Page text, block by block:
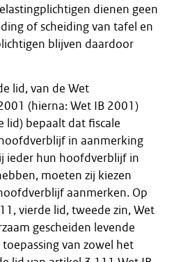
dienen geen
of scheiding van tafel en
blijven daardoor
lid, van de Wet
(hierna: Wet IB 2001)
lid) bepaalt dat fiscale
in aanmerking
ieder hun hoofdverblijf in
moeten zij kiezen
aanmerken. Op
vierde lid, tweede zin, Wet
gescheiden levende
van zowel het